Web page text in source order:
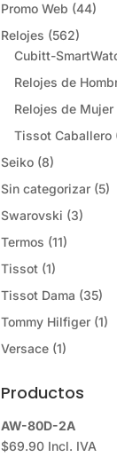
Promo Web (44)
Relojes (562)
Cubitt-
Relojes de
Relojes de Mujer
Tissot Caballero
Seiko (8)
Sin categorizar (5)
Swarovski (3)
Termos (11)
Tissot (1)
Tissot Dama (35)
Tommy Hilfiger (1)
Versace (1)
Productos
AW-80D-2A
$69.90 Incl. IVA